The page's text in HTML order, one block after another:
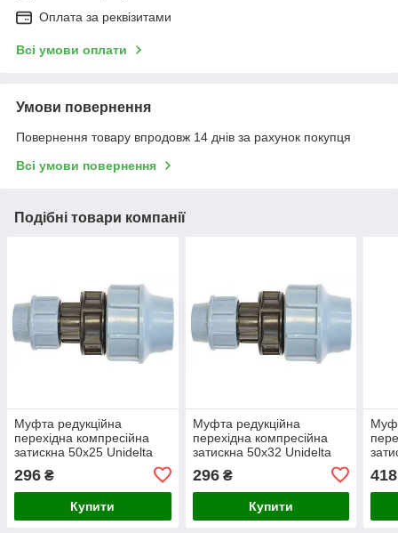
Оплата за реквізитами
Всі умови оплати
Умови повернення
Повернення товару впродовж 14 днів за рахунок покупця
Всі умови повернення
Подібні товари компанії
Муфта редукційна
перехідна компресійна
затискна 50x25 Unidelta
296 ₴
Купити
Муфта редукційна
перехідна компресійна
затискна 50x32 Unidelta
296₴
Купити
418